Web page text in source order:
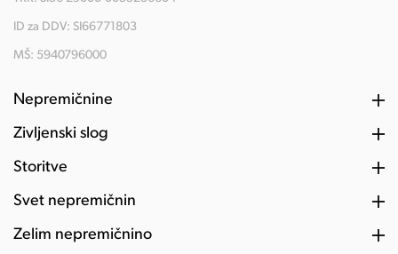
ID za DDV: SI66771803
MŠ: 5940796000
Nepremičnine
Življenski slog
Storitve
Svet nepremičnin
Želim nepremičnino